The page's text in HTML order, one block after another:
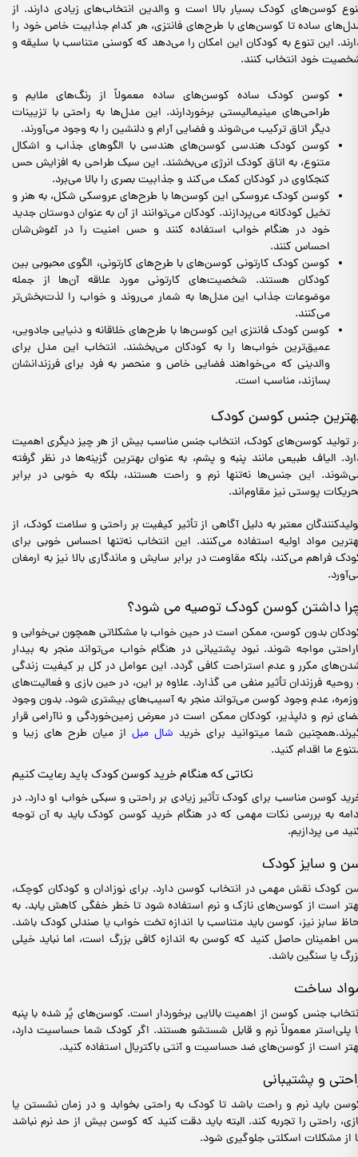
کوسن‌های کودک بسیار بالا است و والدین انتخاب‌های زیادی دارند. از
ساده تا کوسن‌های با طرح‌های فانتزی، هر کدام جذابیت خاص خود را
این تنوع به کودکان این امکان را می‌دهد که کوسنی متناسب با سلیقه و
خود انتخاب کنند.
کوسن کودک ساده کوسن‌های ساده معمولاً از رنگ‌های ملایم و
طراحی‌های مینیمالیستی برخوردارند. این مدل‌ها به راحتی با تزیینات
دیگر اتاق ترکیب می‌شوند و فضایی آرام و دلنشین را به وجود می‌آورند.
کوسن کودک هندسی کوسن‌های هندسی با الگوهای جذاب و اشکال
متنوع، به اتاق کودک انرژی می‌بخشند. این سبک طراحی به افزایش حس
کنجکاوی در کودکان کمک می‌کند و جذابیت بصری را بالا می‌برد.
کوسن کودک عروسکی این کوسن‌ها با طرح‌های عروسکی شکل، به هنر و
تخیل کودکانه می‌پردازند. کودکان می‌توانند از آن‌ به عنوان دوستان جدید
خود در هنگام خواب استفاده کنند و حس امنیت را در آغوش‌شان
احساس کنند.
کوسن کودک کارتونی کوسن‌های با طرح‌های کارتونی، الگوی محبوبی بین
کودکان هستند. شخصیت‌های کارتونی مورد علاقه آن‌ها از جمله
موضوعات جذاب این مدل‌ها به شمار می‌روند و خواب را لذت‌بخش‌تر
می‌کنند.
کوسن کودک فانتزی این کوسن‌ها با طرح‌های خلاقانه و دنیایی جادویی،
عمیق‌ترین خواب‌ها را به کودکان می‌بخشند. انتخاب این مدل برای
والدینی که می‌خواهند فضایی خاص و منحصر به فرد برای فرزندانشان
بسازند، مناسب است.
جنس کوسن کودک
تولید کوسن‌های کودک، انتخاب جنس مناسب بیش از هر چیز دیگری اهمیت
الیاف طبیعی مانند پنبه و پشم، به عنوان بهترین گزینه‌ها در نظر گرفته
این جنس‌ها نه‌تنها نرم و راحت هستند، بلکه به خوبی در برابر
پوستی نیز مقاوم‌اند.
معتبر به دلیل آگاهی از تأثیر کیفیت بر راحتی و سلامت کودک، از
مواد اولیه استفاده می‌کنند. این انتخاب نه‌تنها احساس خوبی برای
فراهم می‌کند، بلکه مقاومت در برابر سایش و ماندگاری بالا نیز به ارمغان
داشتن کوسن کودک توصیه می شود؟
بدون کوسن، ممکن است در حین خواب با مشکلاتی همچون بی‌خوابی و
مواجه شوند. نبود پشتیبانی در هنگام خواب می‌تواند منجر به بیدار
مکرر و عدم استراحت کافی گردد. این عوامل در کل بر کیفیت زندگی
روحیه فرزندان تأثیر منفی می گذارد. علاوه بر این، در حین بازی و فعالیت‌های
عدم وجود کوسن می‌تواند منجر به آسیب‌های بیشتری شود. بدون وجود
نرم و دلپذیر، کودکان ممکن است در معرض زمین‌خوردگی و ناآرامی قرار
شما میتوانید برای خرید شال مبل از میان طرح های زیبا و
ما اقدام کنید.
نکاتی که هنگام خرید کوسن کودک باید رعایت کنیم
کوسن مناسب برای کودک تأثیر زیادی بر راحتی و سبکی خواب او دارد. در
به بررسی نکات مهمی که در هنگام خرید کوسن کودک باید به آن توجه
می پردازیم.
و سایز کودک
کودک نقش مهمی در انتخاب کوسن دارد. برای نوزادان و کودکان کوچک،
است از کوسن‌های نازک و نرم استفاده شود تا خطر خفگی کاهش یابد. به
سابز نیز، کوسن باید متناسب با اندازه تخت خواب یا صندلی کودک باشد.
اطمینان حاصل کنید که کوسن به اندازه کافی بزرگ است، اما نباید خیلی
یا سنگین باشد.
ساخت
جنس کوسن از اهمیت بالایی برخوردار است. کوسن‌های پُر شده با پنبه
پلی‌استر معمولاً نرم و قابل شستشو هستند. اگر کودک شما حساسیت دارد،
است از کوسن‌های ضد حساسیت و آنتی باکتریال استفاده کنید.
و پشتیبانی
باید نرم و راحت باشد تا کودک به راحتی بخوابد و در زمان نشستن یا
راحتی را تجربه کند. البته باید دقت کنید که کوسن بیش از حد نرم نباشد
از مشکلات اسکلتی جلوگیری شود.